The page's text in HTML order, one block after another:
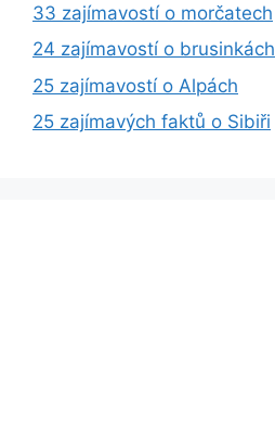
33 zajímavostí o morčatech
24 zajímavostí o brusinkách
25 zajímavostí o Alpách
25 zajímavých faktů o Sibiři